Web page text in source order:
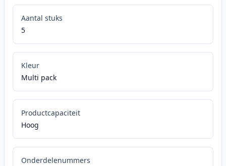
Aantal stuks
5
Kleur
Multi pack
Productcapaciteit
Hoog
Onderdelenummers